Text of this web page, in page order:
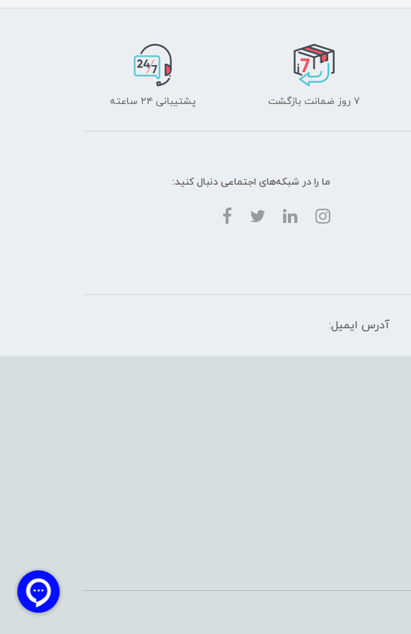
۷ روز ضمانت بازگشت پشتیبانی ۲۴ ساعته
ما را در شبکه‌های اجتماعی دنبال کنید:
آدرس ایمیل: